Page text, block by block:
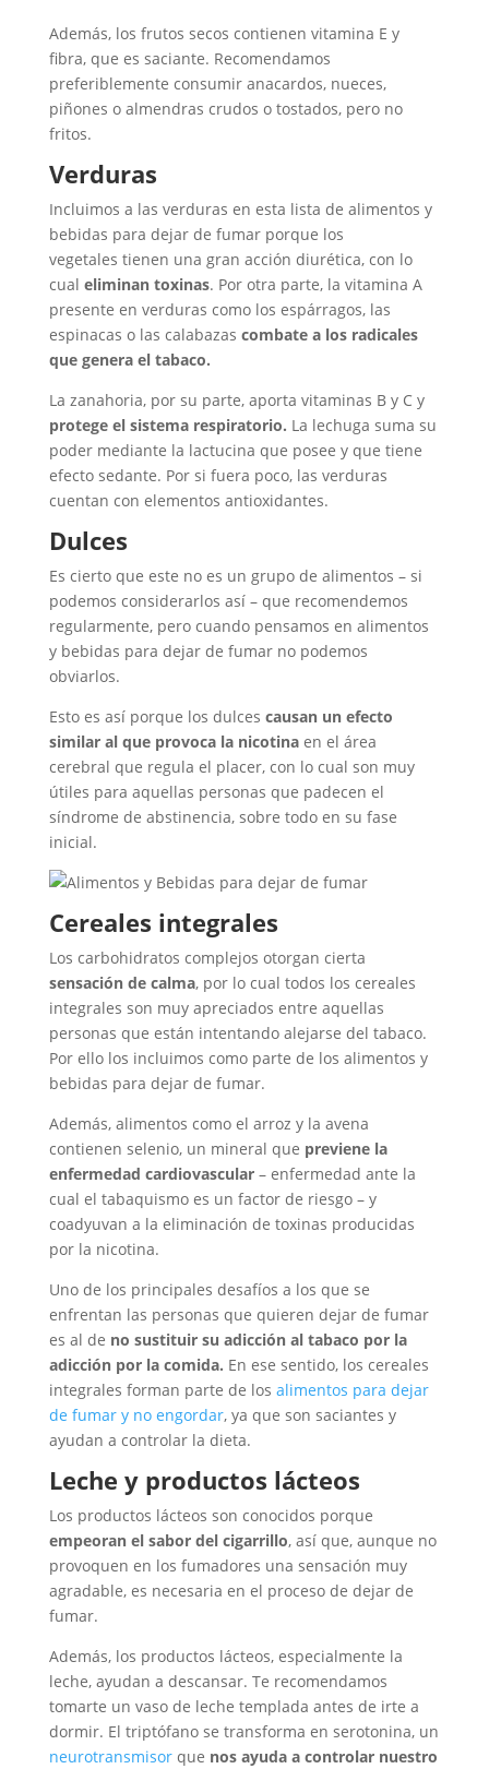
Además, los frutos secos contienen vitamina E y
fibra, que es saciante. Recomendamos
preferiblemente consumir anacardos, nueces,
piñones o almendras crudos o tostados, pero no
fritos.
Verduras
Incluimos a las verduras en esta lista de alimentos y
bebidas para dejar de fumar porque los
vegetales tienen una gran acción diurética, con lo
cual eliminan toxinas. Por otra parte, la vitamina A
presente en verduras como los espárragos, las
espinacas o las calabazas combate a los radicales
que genera el tabaco.
La zanahoria, por su parte, aporta vitaminas B y C y
protege el sistema respiratorio. La lechuga suma su
poder mediante la lactucina que posee y que tiene
efecto sedante. Por si fuera poco, las verduras
cuentan con elementos antioxidantes.
Dulces
Es cierto que este no es un grupo de alimentos – si
podemos considerarlos así – que recomendemos
regularmente, pero cuando pensamos en alimentos
y bebidas para dejar de fumar no podemos
obviarlos.
Esto es así porque los dulces causan un efecto
similar al que provoca la nicotina en el área
cerebral que regula el placer, con lo cual son muy
útiles para aquellas personas que padecen el
síndrome de abstinencia, sobre todo en su fase
inicial.
Cereales integrales
Los carbohidratos complejos otorgan cierta
sensación de calma, por lo cual todos los cereales
integrales son muy apreciados entre aquellas
personas que están intentando alejarse del tabaco.
Por ello los incluimos como parte de los alimentos y
bebidas para dejar de fumar.
Además, alimentos como el arroz y la avena
contienen selenio, un mineral que previene la
enfermedad cardiovascular– enfermedad ante la
cual el tabaquismo es un factor de riesgo – y
coadyuvan a la eliminación de toxinas producidas
por la nicotina.
Uno de los principales desafíos a los que se
enfrentan las personas que quieren dejar de fumar
es al de no sustituir su adicción al tabaco por la
adicción por la comida. En ese sentido, los cereales
integrales forman parte de los alimentos para dejar
de fumar y no engordar, ya que son saciantes y
ayudan a controlar la dieta.
Leche y productos lácteos
Los productos lácteos son conocidos porque
empeoran el sabor del cigarrillo, así que, aunque no
provoquen en los fumadores una sensación muy
agradable, es necesaria en el proceso de dejar de
fumar.
Además, los productos lácteos, especialmente la
leche, ayudan a descansar. Te recomendamos
tomarte un vaso de leche templada antes de irte a
dormir. El triptófano se transforma en serotonina, un
neurotransmisorque nos ayuda a controlar nuestro